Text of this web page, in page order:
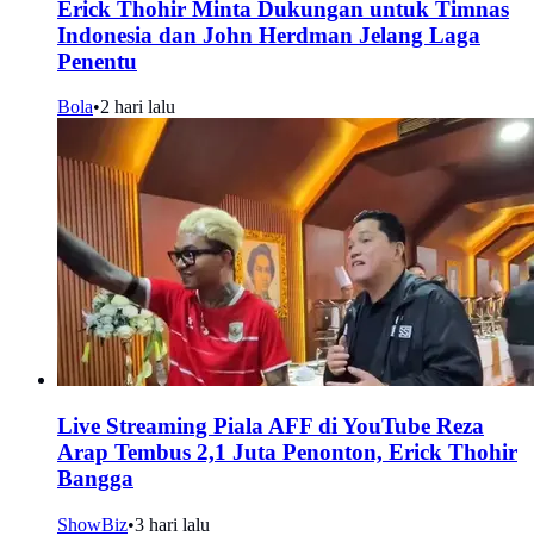
Erick Thohir Minta Dukungan untuk Timnas
Indonesia dan John Herdman Jelang Laga
Penentu
Bola•2 hari lalu
Live Streaming Piala AFF di YouTube Reza
Arap Tembus 2,1 Juta Penonton, Erick Thohir
Bangga
ShowBiz•3 hari lalu